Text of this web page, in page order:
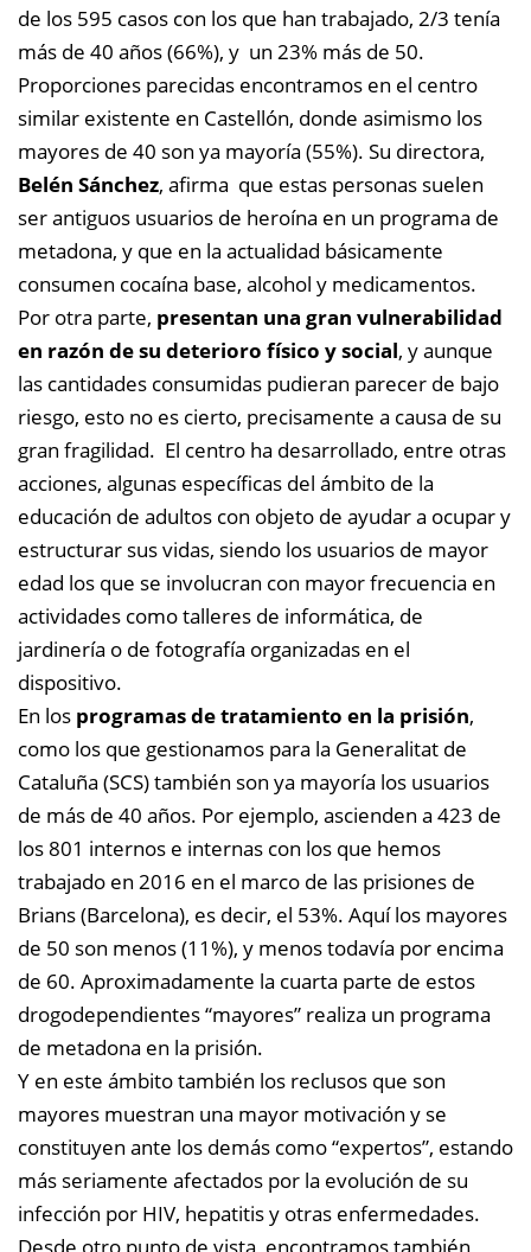
de los 595 casos con los que han trabajado, 2/3 tenía
más de 40 años (66%), y un 23% más de 50.
Proporciones parecidas encontramos en el centro
similar existente en Castellón, donde asimismo los
mayores de 40 son ya mayoría (55%). Su directora,
Belén Sánchez, afirma que estas personas suelen
ser antiguos usuarios de heroína en un programa de
metadona, y que en la actualidad básicamente
consumen cocaína base, alcohol y medicamentos.
Por otra parte, presentan una gran vulnerabilidad
en razón de su deterioro físico y social, y aunque
las cantidades consumidas pudieran parecer de bajo
riesgo, esto no es cierto, precisamente a causa de su
gran fragilidad. El centro ha desarrollado, entre otras
acciones, algunas específicas del ámbito de la
educación de adultos con objeto de ayudar a ocupar y
estructurar sus vidas, siendo los usuarios de mayor
edad los que se involucran con mayor frecuencia en
actividades como talleres de informática, de
jardinería o de fotografía organizadas en el
dispositivo.
En los programas de tratamiento en la prisión,
como los que gestionamos para la Generalitat de
Cataluña (SCS) también son ya mayoría los usuarios
de más de 40 años. Por ejemplo, ascienden a 423 de
los 801 internos e internas con los que hemos
trabajado en 2016 en el marco de las prisiones de
Brians (Barcelona), es decir, el 53%. Aquí los mayores
de 50 son menos (11%), y menos todavía por encima
de 60. Aproximadamente la cuarta parte de estos
drogodependientes “mayores” realiza un programa
de metadona en la prisión.
Y en este ámbito también los reclusos que son
mayores muestran una mayor motivación y se
constituyen ante los demás como “expertos”, estando
más seriamente afectados por la evolución de su
infección por HIV, hepatitis y otras enfermedades.